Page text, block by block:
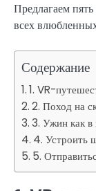
Предлагаем
всех
Содержание
1. VR-
2. Поход на
3. Ужин как в
4. Устроить
5.